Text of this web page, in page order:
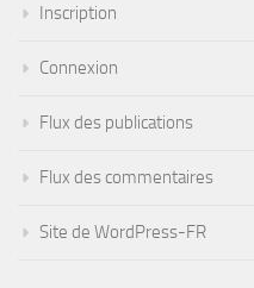
Inscription
Connexion
Flux des publications
Flux des commentaires
Site de WordPress-FR